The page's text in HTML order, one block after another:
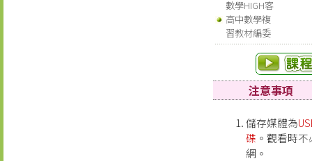
數學HIGH客
高中數學複
習教材編委
注意事項
儲存媒體為
碟 。觀看時
網。